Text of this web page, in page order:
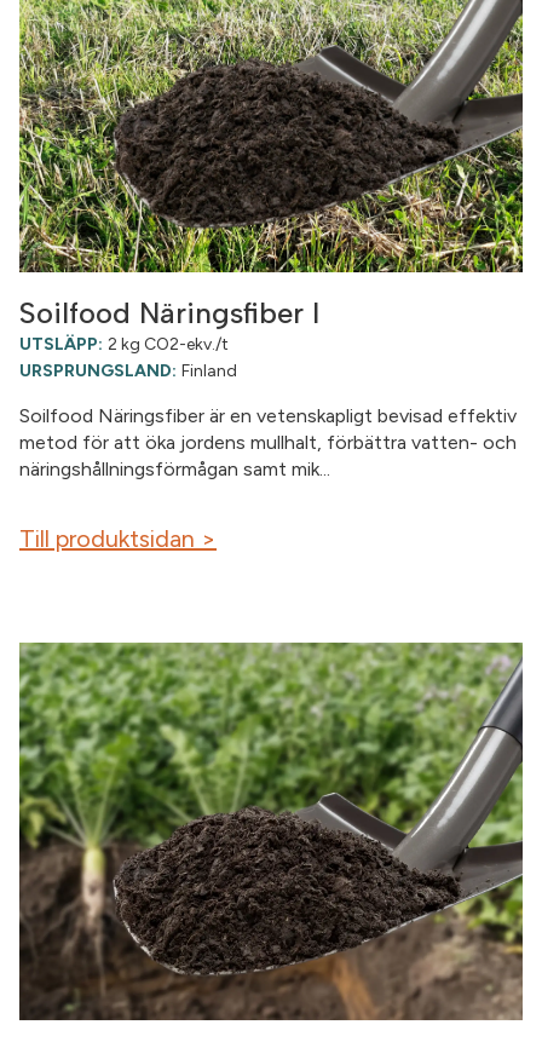
Soilfood Näringsfiber I
UTSLÄPP: 2 kg CO2-ekv./t
URSPRUNGSLAND: Finland
Soilfood Näringsfiber är en vetenskapligt bevisad effektiv
metod för att öka jordens mullhalt, förbättra vatten- och
näringshållningsförmågan samt mik...
Till produktsidan >